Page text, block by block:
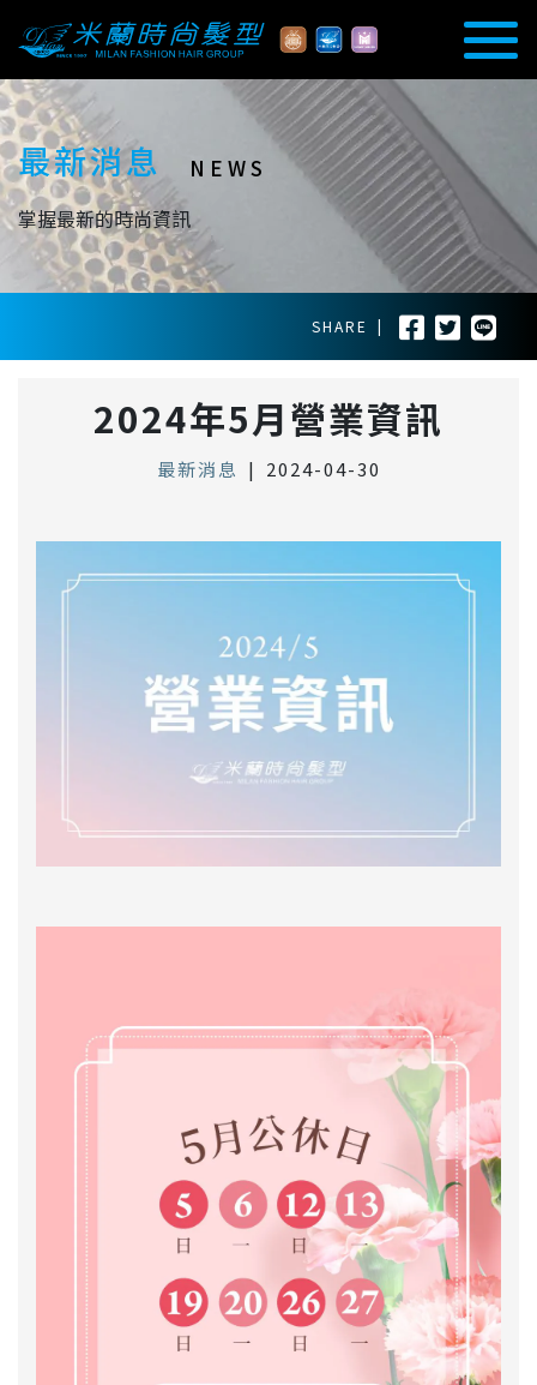
最新消息 NEWS
掌握最新的時尚資訊
SHARE |
2024年5月營業資訊
最新消息 | 2024-04-30